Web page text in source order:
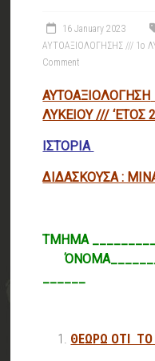
16 January 2023
ΑΥΤΟΑΞΙΟΛΟΓΗΣΗΣ /// 1ο
Comment
ΑΥΤΟΑΞΙΟΛΟΓΗΣΗ
ΛΥΚΕΙΟΥ /// ‘ΕΤΟΣ
ΙΣΤΟΡΙΑ
ΔΙΔΑΣΚΟΥΣΑ :
ΤΜΗΜΑ
ΘΕΩΡΩ ΟΤΙ